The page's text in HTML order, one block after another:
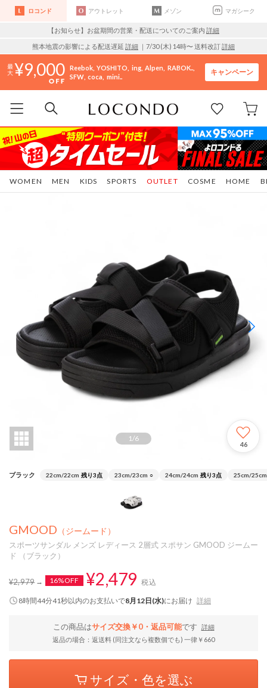
ロコンド アウトレット メゾン マガシーク
【お知らせ】お盆期間の営業・配送についてのご案内 詳細
熊本地震の影響による配送遅延 詳細 ｜7/30 (木) 14時〜 送料改訂詳細
9,000 Reebok YOSHITO ing Alpen
RABOK..
SFW coca mini..
キャンペーン
WOMEN MEN KIDS SPORTS COSME HOME
OUTLET
1 /6
46
ブラック 22cm/22cm 残り3点 23cm/23cm ○ 24cm/24cm 残り3点 25cm/25cm
GMOOD （ジームード）
スポーツサンダル メンズ レディース 2層式 スポサン GMOOD ジームー
ド （ブラック）
¥2,979 16%OFF ¥2,479 税込
8時間44分40秒以内のお支払いで8月12日(水)にお届け 詳細
この商品はサイズ交換￥0・返品可能です
詳細
返品の場合：返送料 (同注文なら複数個でも) 一律￥660
サイズ・色を選ぶ